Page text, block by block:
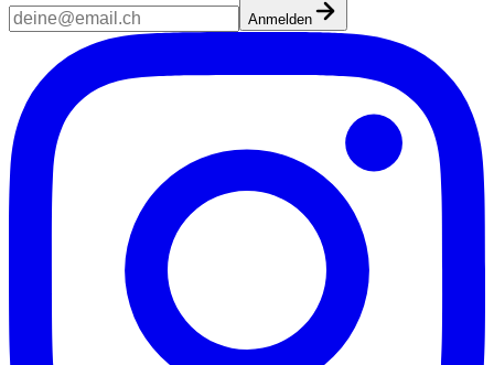
Anmelden